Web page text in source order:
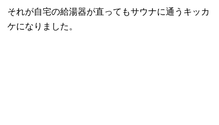
それが自宅の給湯器が直ってもサウナに通うキッカ
ケになりました。